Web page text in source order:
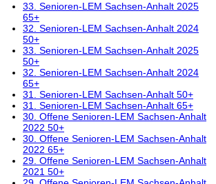
33. Senioren-LEM Sachsen-Anhalt 2025
65+
32. Senioren-LEM Sachsen-Anhalt 2024
50+
33. Senioren-LEM Sachsen-Anhalt 2025
50+
32. Senioren-LEM Sachsen-Anhalt 2024
65+
31. Senioren-LEM Sachsen-Anhalt 50+
31. Senioren-LEM Sachsen-Anhalt 65+
30. Offene Senioren-LEM Sachsen-Anhalt
2022 50+
30. Offene Senioren-LEM Sachsen-Anhalt
2022 65+
29. Offene Senioren-LEM Sachsen-Anhalt
2021 50+